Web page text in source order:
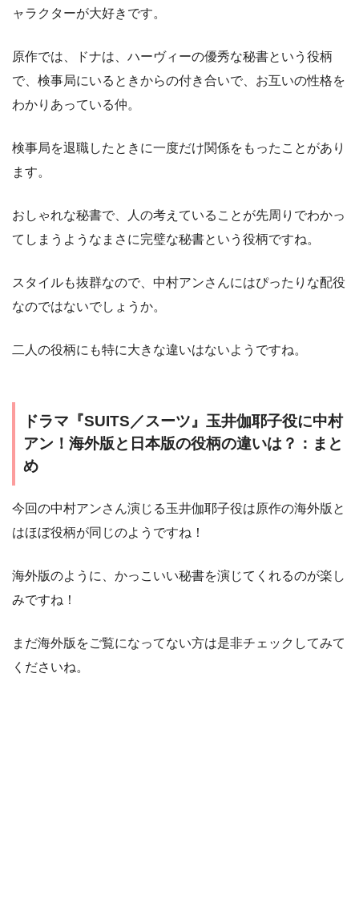
ャラクターが大好きです。
原作では、ドナは、ハーヴィーの優秀な秘書という役柄
で、検事局にいるときからの付き合いで、お互いの性格を
わかりあっている仲。
検事局を退職したときに一度だけ関係をもったことがあり
ます。
おしゃれな秘書で、人の考えていることが先周りでわかっ
てしまうようなまさに完璧な秘書という役柄ですね。
スタイルも抜群なので、中村アンさんにはぴったりな配役
なのではないでしょうか。
二人の役柄にも特に大きな違いはないようですね。
ドラマ『SUITS／スーツ』玉井伽耶子役に中村
アン！海外版と日本版の役柄の違いは？：まと
め
今回の中村アンさん演じる玉井伽耶子役は原作の海外版と
はほぼ役柄が同じのようですね！
海外版のように、かっこいい秘書を演じてくれるのが楽し
みですね！
まだ海外版をご覧になってない方は是非チェックしてみて
くださいね。